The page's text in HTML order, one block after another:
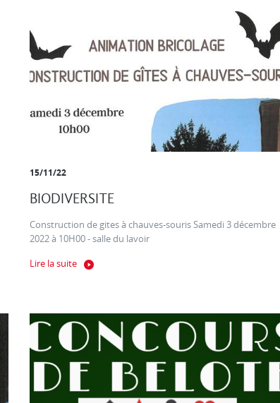
15/11/22
BIODIVERSITE
Construction de gites à chauves-souris Samedi 3 décembre
2022 à 10H00 - salle du lavoir
Lire la suite